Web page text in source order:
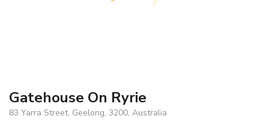
Gatehouse On Ryrie
83 Yarra Street, Geelong, 3200, Australia